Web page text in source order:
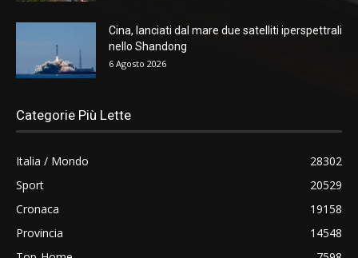
Cina, lanciati dal mare due satelliti iperspettrali
nello Shandong
6 Agosto 2026
Categorie Più Lette
Italia / Mondo
28302
Sport
20529
Cronaca
19158
Provincia
14548